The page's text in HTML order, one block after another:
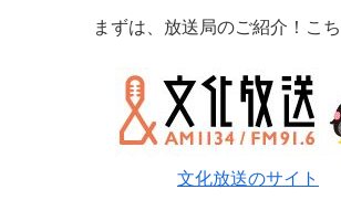
まずは、放送局のご紹介！こ
文化放送のサイト